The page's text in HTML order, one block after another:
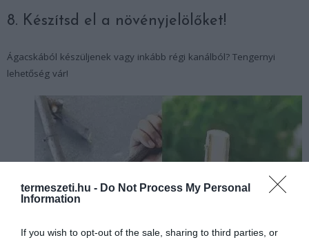
termeszeti.hu - Do Not Process My Personal
Information
If you wish to opt-out of the sale, sharing to third parties, or
8. Készítsd el a növényjelölőket!
Ágacskából készüljenek vagy inkább régi kanálból? Tengernyi
lehetőség vár!